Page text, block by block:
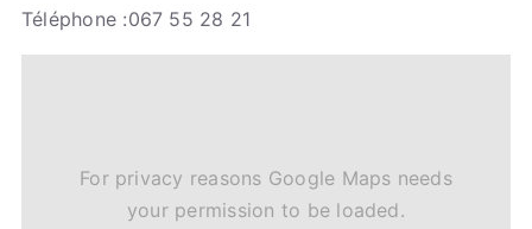
Téléphone :067 55 28 21
For privacy reasons Google Maps needs
your permission to be loaded.